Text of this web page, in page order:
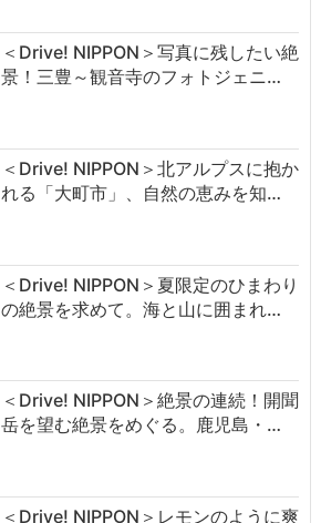
＜Drive! NIPPON＞写真に残したい絶
景！三豊～観音寺のフォトジェニ…
＜Drive! NIPPON＞北アルプスに抱か
れる「大町市」、自然の恵みを知…
＜Drive! NIPPON＞夏限定のひまわり
の絶景を求めて。海と山に囲まれ…
＜Drive! NIPPON＞絶景の連続！開聞
岳を望む絶景をめぐる。鹿児島・…
＜Drive! NIPPON＞レモンのように爽